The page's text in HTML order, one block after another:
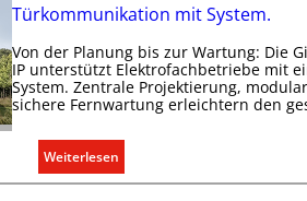
m
l
i
m
b
e
Türkommunikation mit System.
Von der Planung bis zur Wartung: Die
IP unterstützt Elektrofachbetriebe mit
System. Zentrale Projektierung,
sichere Fernwartung erleichtern den
Weiterlesen:
T